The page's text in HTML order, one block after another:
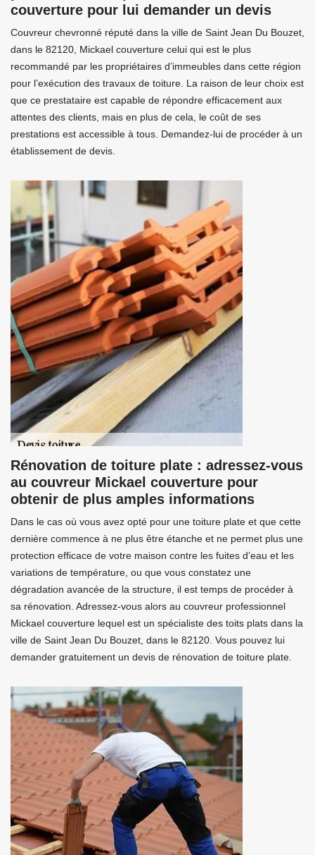
couverture pour lui demander un devis
Couvreur chevronné réputé dans la ville de Saint Jean Du Bouzet,
dans le 82120, Mickael couverture celui qui est le plus
recommandé par les propriétaires d’immeubles dans cette région
pour l’exécution des travaux de toiture. La raison de leur choix est
que ce prestataire est capable de répondre efficacement aux
attentes des clients, mais en plus de cela, le coût de ses
prestations est accessible à tous. Demandez-lui de procéder à un
établissement de devis.
Rénovation de toiture plate : adressez-vous
au couvreur Mickael couverture pour
obtenir de plus amples informations
Dans le cas où vous avez opté pour une toiture plate et que cette
dernière commence à ne plus être étanche et ne permet plus une
protection efficace de votre maison contre les fuites d’eau et les
variations de température, ou que vous constatez une
dégradation avancée de la structure, il est temps de procéder à
sa rénovation. Adressez-vous alors au couvreur professionnel
Mickael couverture lequel est un spécialiste des toits plats dans la
ville de Saint Jean Du Bouzet, dans le 82120. Vous pouvez lui
demander gratuitement un devis de rénovation de toiture plate.